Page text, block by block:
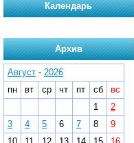
Календарь
Архив
Август - 2026
пн
вт ср чт пт сб
вс
1
2
3
4 5 6 7 8
9